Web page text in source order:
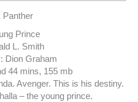
Panther
Prince
L. Smith
Dion Graham
44 mins, 155 mb
Avenger. This is his destiny.
– the young prince.